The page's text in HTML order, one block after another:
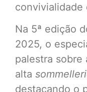
convivialidade
Na 5ª edição
2025, o
palestra sobre
alta
destacando o